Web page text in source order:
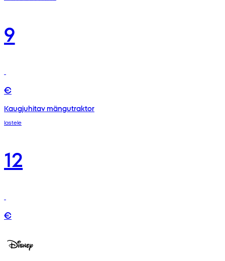
9
€
Kaugjuhitav mängutraktor
lastele
12
€